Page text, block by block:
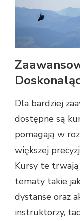
Dla bardziej
dostępne są
pomagają w
większej
Kursy te
tematy takie
dystanse oraz
instruktorzy,